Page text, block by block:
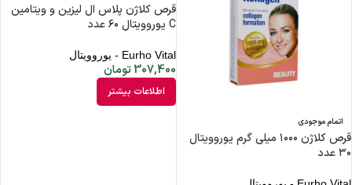
اتمام موجودی
قرص کلاژن ۱۰۰۰ میلی گرم یوروویتال
۳۰ عدد
قرص کلاژن پلاس ال لیزین و ویتامین
C یوروویتال ۶۰ عدد
Eurho Vital - یوروویتال
307,400 تومان
اطلاعات بیشتر